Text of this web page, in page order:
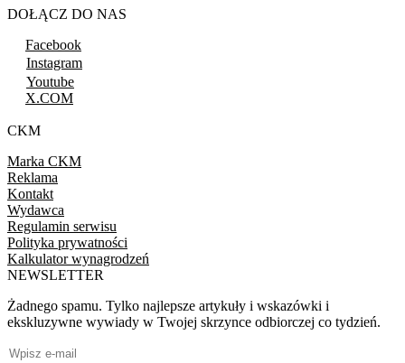
DOŁĄCZ DO NAS
Facebook
Instagram
Youtube
X.COM
CKM
Marka CKM
Reklama
Kontakt
Wydawca
Regulamin serwisu
Polityka prywatności
Kalkulator wynagrodzeń
NEWSLETTER
Żadnego spamu. Tylko najlepsze artykuły i wskazówki i
ekskluzywne wywiady w Twojej skrzynce odbiorczej co tydzień.